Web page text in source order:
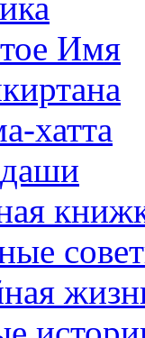
Имя
хатта